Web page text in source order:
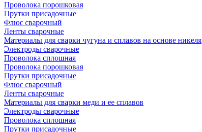
Проволока порошковая
Прутки присадочные
Флюс сварочный
Ленты сварочные
Материалы для сварки чугуна и сплавов на основе никеля
Электроды сварочные
Проволока сплошная
Проволока порошковая
Прутки присадочные
Флюс сварочный
Ленты сварочные
Материалы для сварки меди и ее сплавов
Электроды сварочные
Проволока сплошная
Прутки присадочные